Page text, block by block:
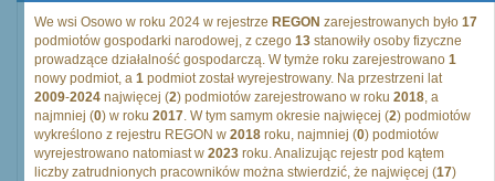
We wsi Osowo w roku 2024 w rejestrze REGON zarejestrowanych było 17
podmiotów gospodarki narodowej, z czego 13 stanowiły osoby fizyczne
prowadzące działalność gospodarczą. W tymże roku zarejestrowano 1
nowy podmiot, a 1 podmiot został wyrejestrowany. Na przestrzeni lat
2009-2024 najwięcej (2) podmiotów zarejestrowano w roku 2018, a
najmniej (0) w roku 2017. W tym samym okresie najwięcej (2) podmiotów
wykreślono z rejestru REGON w 2018 roku, najmniej (0) podmiotów
wyrejestrowano natomiast w 2023 roku. Analizując rejestr pod kątem
liczby zatrudnionych pracowników można stwierdzić, że najwięcej (17)